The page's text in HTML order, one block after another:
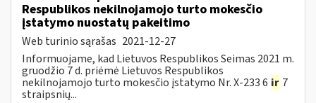
Respublikos nekilnojamojo turto mokesčio
įstatymo nuostatų pakeitimo
Web turinio sąrašas 2021-12-27
Informuojame, kad Lietuvos Respublikos Seimas 2021 m.
gruodžio 7 d. priėmė Lietuvos Respublikos
nekilnojamojo turto mokesčio įstatymo Nr. X-233 6 ir 7
straipsnių...